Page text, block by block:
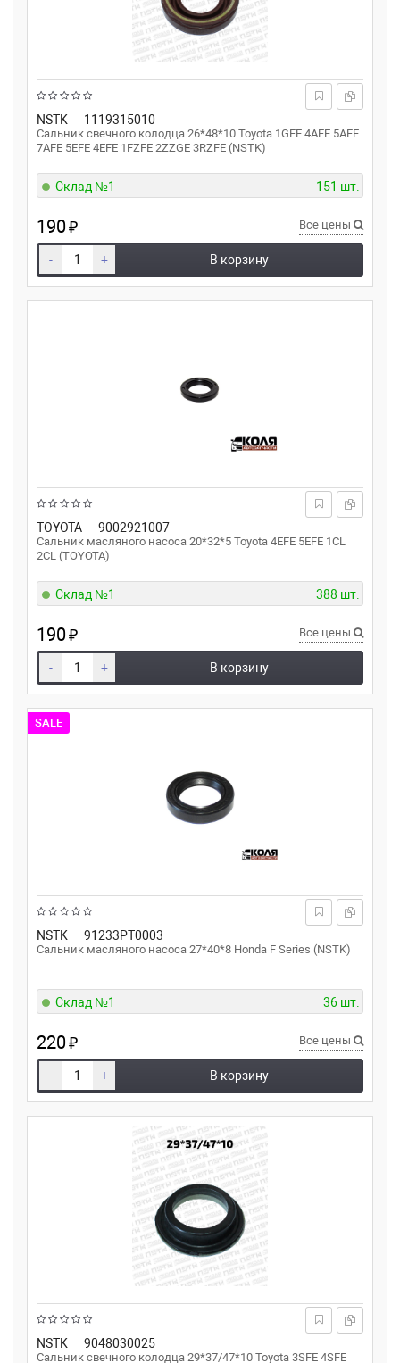
NSTK 1119315010
Сальник свечного колодца 26*48*10 Toyota 1GFE 4AFE 5AFE
7AFE 5EFE 4EFE 1FZFE 2ZZGE 3RZFE (NSTK)
Склад №1 151 шт.
190₽ Все цены
- + В корзину
TOYOTA 9002921007
Сальник масляного насоса 20*32*5 Toyota 4EFE 5EFE 1CL
2CL (TOYOTA)
Склад №1 388 шт.
190₽ Все цены
- + В корзину
NSTK 91233PT0003
Сальник масляного насоса 27*40*8 Honda F Series (NSTK)
SALE
Склад №1 36 шт.
220₽ Все цены
- + В корзину
NSTK 9048030025
Сальник свечного колодца 29*37/47*10 Toyota 3SFE 4SFE